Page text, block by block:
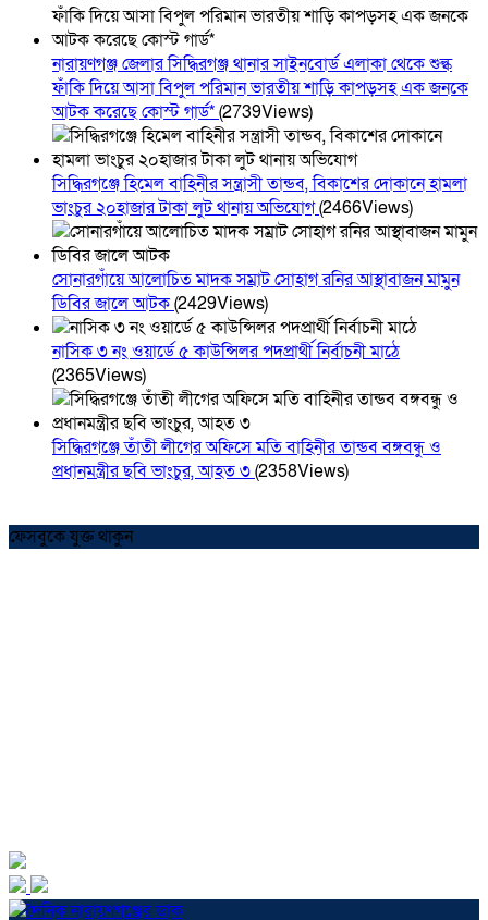
নারায়ণগঞ্জ জেলার সিদ্ধিরগঞ্জ থানার সাইনবোর্ড এলাকা থেকে শুল্ক
ফাঁকি দিয়ে আসা বিপুল পরিমান ভারতীয় শাড়ি কাপড়সহ এক জনকে
আটক করেছে কোস্ট গার্ড*(2739Views)
সিদ্ধিরগঞ্জে হিমেল বাহিনীর সন্ত্রাসী তান্ডব, বিকাশের দোকানে হামলা
ভাংচুর ২০হাজার টাকা লুট থানায় অভিযোগ(2466Views)
সোনারগাঁয়ে আলোচিত মাদক সম্রাট সোহাগ রনির আস্থাবাজন মামুন
ডিবির জালে আটক(2429Views)
নাসিক ৩ নং ওয়ার্ডে ৫ কাউন্সিলর পদপ্রার্থী নির্বাচনী মাঠে
(2365Views)
সিদ্ধিরগঞ্জে তাঁতী লীগের অফিসে মতি বাহিনীর তান্ডব বঙ্গবন্ধু ও
প্রধানমন্ত্রীর ছবি ভাংচুর, আহত ৩(2358Views)
ফেসবুকে যুক্ত থাকুন